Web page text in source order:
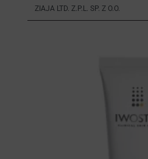
ZIAJA LTD. Z.P.L. SP. Z O.O.